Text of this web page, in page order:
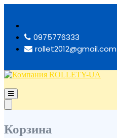
содержимому
0975776333
rollet2012@gmail.com
Компания ROLLETY-UA
Основное
меню
для
меню
ПК
Корзина